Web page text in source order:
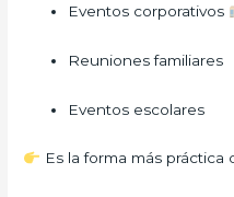
Eventos corporativos
Reuniones familiares
Eventos escolares
Es la forma más